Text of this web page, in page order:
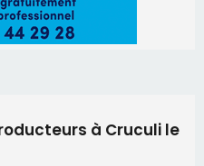
à Cruculi le